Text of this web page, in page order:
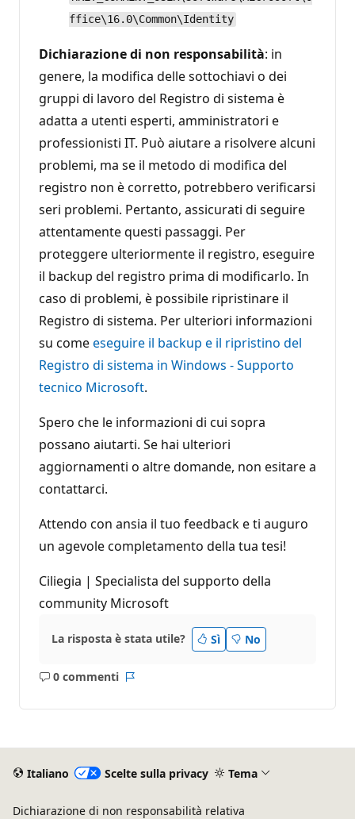
ffice\16.0\Common\Identity
Dichiarazione di non responsabilità: in
genere, la modifica delle sottochiavi o dei
gruppi di lavoro del Registro di sistema è
adatta a utenti esperti, amministratori e
professionisti IT. Può aiutare a risolvere alcuni
problemi, ma se il metodo di modifica del
registro non è corretto, potrebbero verificarsi
seri problemi. Pertanto, assicurati di seguire
attentamente questi passaggi. Per
proteggere ulteriormente il registro, eseguire
il backup del registro prima di modificarlo. In
caso di problemi, è possibile ripristinare il
Registro di sistema. Per ulteriori informazioni
su comeeseguire il backup e il ripristino del
Registro di sistema in Windows - Supporto
tecnico Microsoft.
Spero che le informazioni di cui sopra
possano aiutarti. Se hai ulteriori
aggiornamenti o altre domande, non esitare a
contattarci.
Attendo con ansia il tuo feedback e ti auguro
un agevole completamento della tua tesi!
Ciliegia | Specialista del supporto della
community Microsoft
La risposta è stata utile? Sì No
0 commenti
Nessun
Italiano Scelte sulla privacy Tema
Dichiarazione di non responsabilità relativa